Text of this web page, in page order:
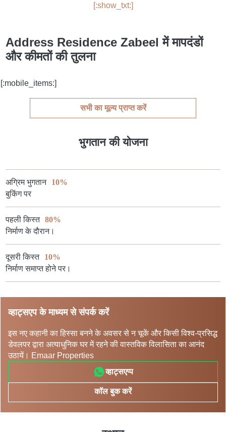
[:show_txt:]
Address Residence Zabeel में मापदंडों
और कीमतों की तुलना
[:mobile_items:]
सभी का मूल्य प्राप्त करें
भुगतान की योजना
अग्रिम भुगतान
10%
बुकिंग पर
पहली किस्त 80%
निर्माण के दौरान।
दूसरी किस्त
10%
निर्माण समाप्त होने पर।
व्हाट्सएप के माध्यम से संपर्क करें
इस नए कहानी का हिस्सा बनने के अवसर से न चूकें और किसी विश्व-प्रसिद्ध
डेवलपर द्वारा अत्याधुनिक घर में रहने की वास्तविक विलासिता का आनंद
उठायें। Emaar Properties
व्हाट्सएप्प
कॉल बुक करें